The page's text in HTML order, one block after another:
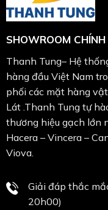
SHOWROOM
Thanh Tung– Hệ
hàng đầu Việt Nam
phối các mặt hàng
Lát .Thanh Tung tự
thương hiệu gạch lớn
Hacera – Vincera –
Viova.
Giải đáp thắc
20h00)